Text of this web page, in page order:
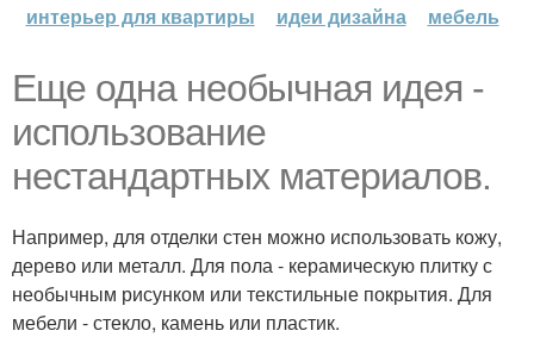
интерьер для квартиры
идеи дизайна мебель
Еще одна необычная идея -
использование
нестандартных материалов.
Например, для отделки стен можно использовать кожу,
дерево или металл. Для пола - керамическую плитку с
необычным рисунком или текстильные покрытия. Для
мебели - стекло, камень или пластик.